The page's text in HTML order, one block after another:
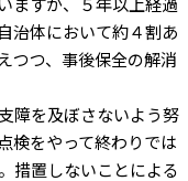
治体において約４割あ
つつ、事後保全の解消
障を及ぼさないよう努
検をやって終わりでは
措置しないことによる